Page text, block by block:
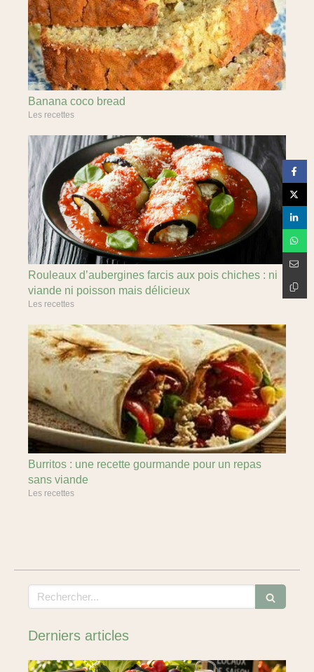
Banana coco bread
Les recettes
Rouleaux d’aubergines farcis aux pois chiches : ni
viande ni poisson mais délicieux
Les recettes
Burritos : une recette gourmande pour un repas
sans viande
Les recettes
Rechercher
Derniers articles